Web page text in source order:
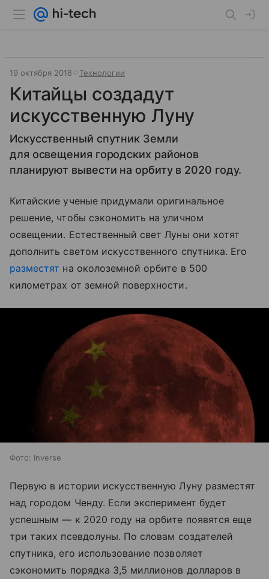
19 октября 2018 Технологии
Китайцы создадут
искусственную Луну
Искусственный спутник Земли
для освещения городских районов
планируют вывести на орбиту в 2020 году.
Китайские ученые придумали оригинальное
решение, чтобы сэкономить на уличном
освещении. Естественный свет Луны они хотят
дополнить светом искусственного спутника. Его
разместят на околоземной орбите в 500
километрах от земной поверхности.
Фото: Inverse
Первую в истории искусственную Луну разместят
над городом Ченду. Если эксперимент будет
успешным — к 2020 году на орбите появятся еще
три таких псевдолуны. По словам создателей
спутника, его использование позволяет
сэкономить порядка 3,5 миллионов долларов в